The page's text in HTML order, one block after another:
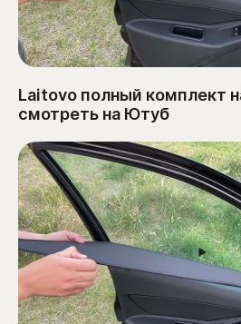
Laitovo полный комплект
смотреть на Ютуб